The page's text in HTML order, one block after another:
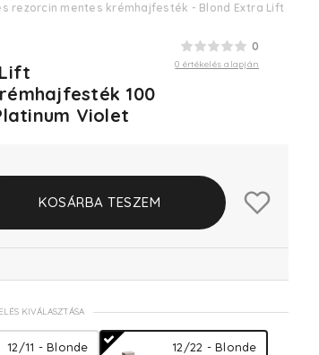
rezorcin mentes krémhajfesték - Blond Extra Lift
0
0 értékelés alapján
100
Violet
KOSÁRBA TESZEM
KIVÁLASZTÁSA
12/11 - Blonde
12/22 - Blonde